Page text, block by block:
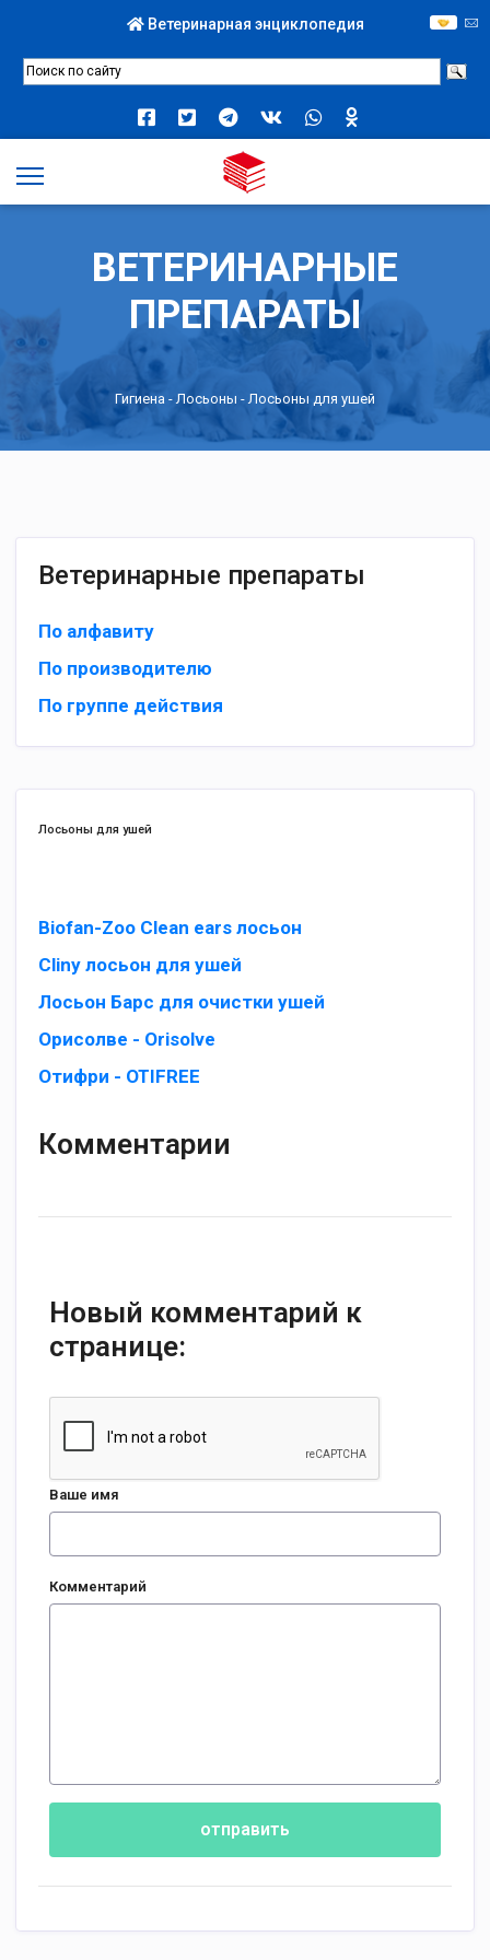
Ветеринарная энциклопедия
ВЕТЕРИНАРНЫЕ
ПРЕПАРАТЫ
Гигиена - Лосьоны - Лосьоны для ушей
Ветеринарные препараты
По алфавиту
По производителю
По группе действия
Лосьоны для ушей
Biofan-Zoo Clean ears лосьон
Cliny лосьон для ушей
Лоcьoн Барс для oчиcтки ушeй
Орисолве - Orisolve
Отифри - OTIFREE
Комментарии
Новый комментарий к
странице:
Ваше имя
Комментарий
отправить